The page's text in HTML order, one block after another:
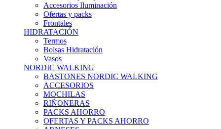
Accesorios Iluminación
Ofertas y packs
Frontales
HIDRATACIÓN
Termos
Bolsas Hidratación
Vasos
NORDIC WALKING
BASTONES NORDIC WALKING
ACCESORIOS
MOCHILAS
RIÑONERAS
PACKS AHORRO
OFERTAS Y PACKS AHORRO